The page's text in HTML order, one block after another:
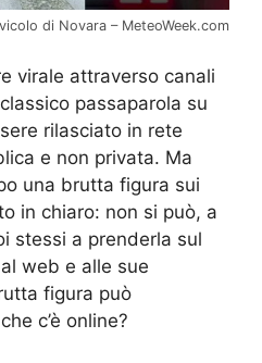
di Novara – MeteoWeek.com
virale attraverso canali
passaparola su
rilasciato in rete
e non privata. Ma
una brutta figura sui
in chiaro: non si può, a
stessi a prenderla sul
web e alle sue
figura può
c’è online?